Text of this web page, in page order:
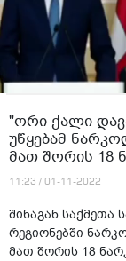
"ორი ქალი
უწყებამ
მათ შორის 18
11:23 / 01-11-2022
შინაგან საქმეთა
რეგიონებში
მათ შორის 18